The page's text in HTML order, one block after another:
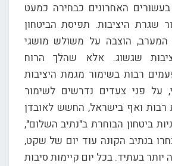
סוריה
האחרונים כבחירה כמעט
שגרת היציבות. תפיסת הביטחון
המערב, הוצבה על משולש מושגי
שגשוג. אלא שהלך הרוח
רבות בשימור מגמת היציבות
על פני צעדים נדרשים לשימור
רבות ואף בישראל, החשש לאובדן
ביטחון הבוחרת ב"נתיב השלום",
בנתיב הקונה עוד יום של שקט,
בעתיד. בכל יום קיימות סיבות